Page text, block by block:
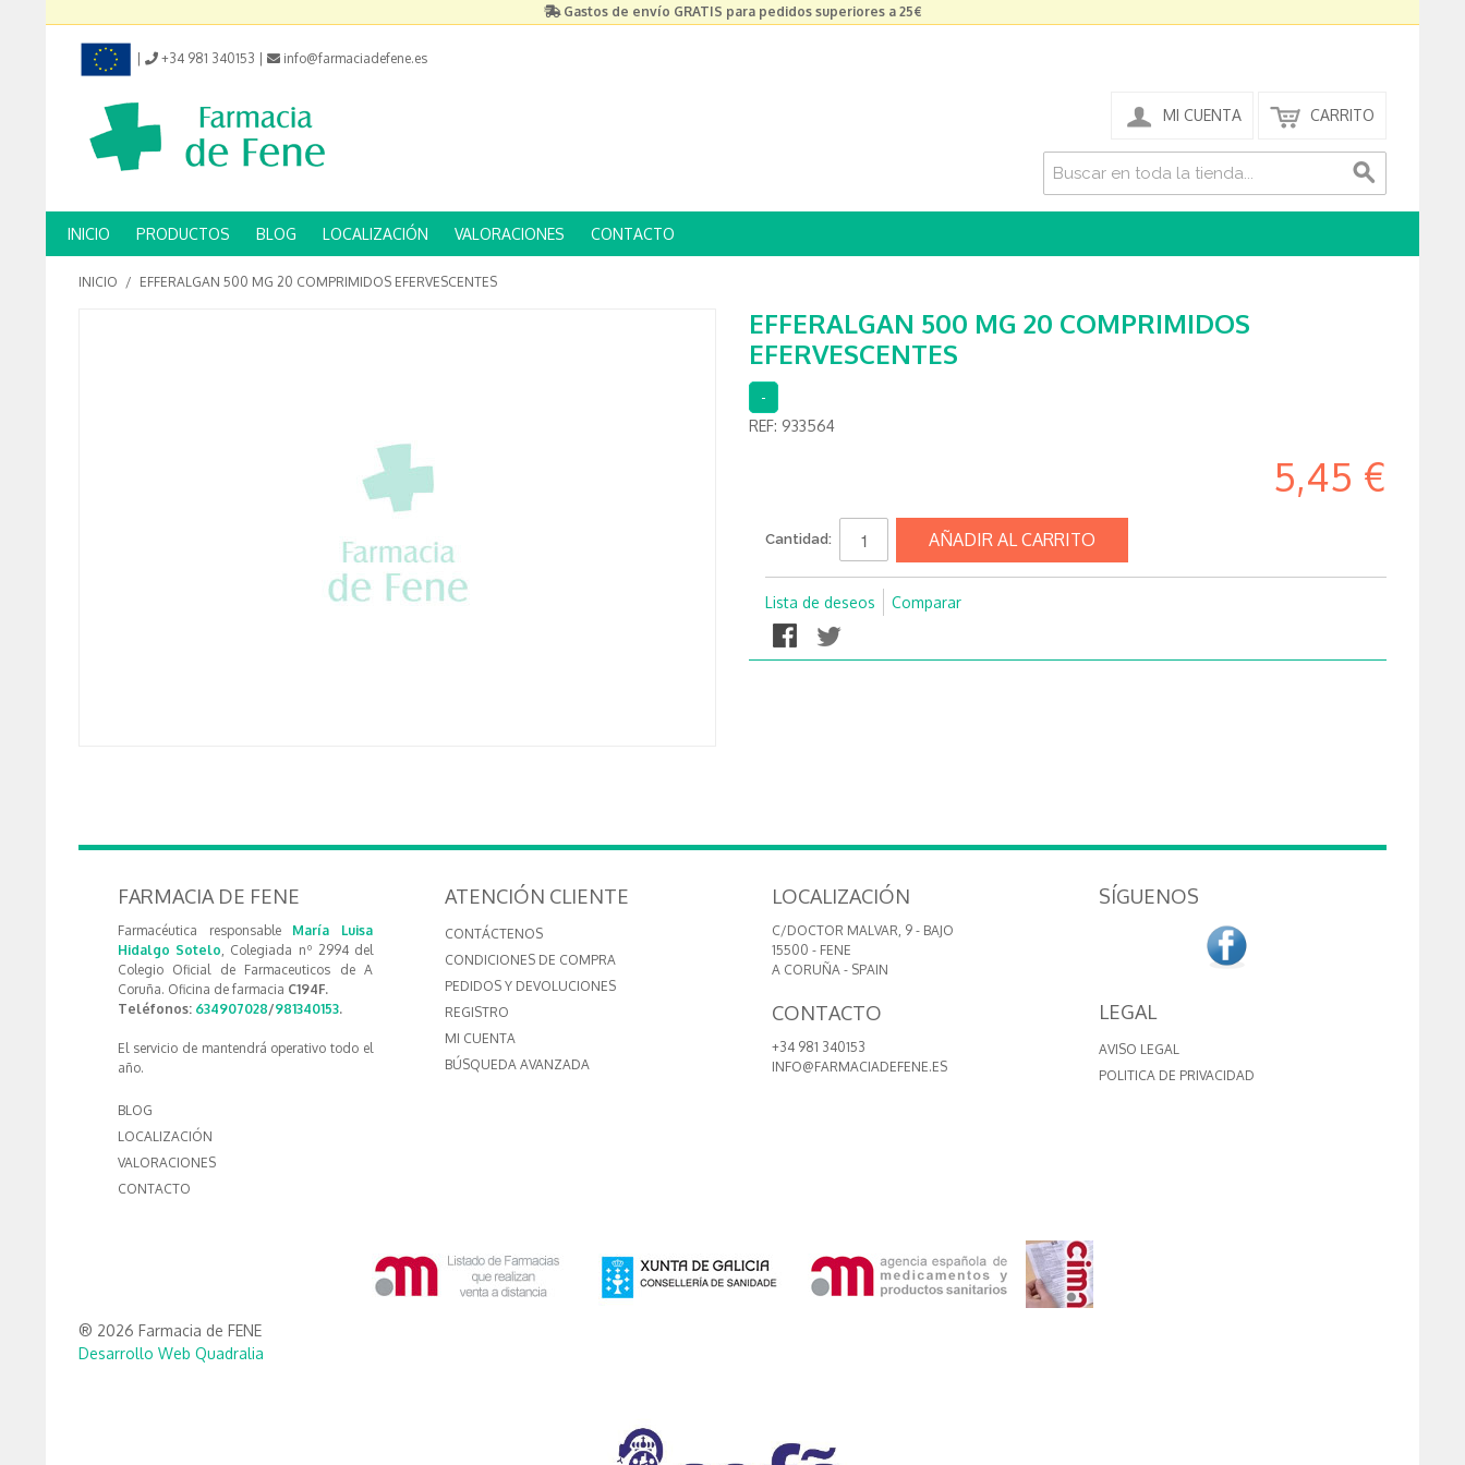
Gastos de envío GRATIS para pedidos superiores a 25€
+34 981 340153 info@farmaciadefene.es
MI CUENTA CARRITO
INICIO PRODUCTOS BLOG LOCALIZACIÓN VALORACIONES CONTACTO
INICIO / EFFERALGAN 500 MG 20 COMPRIMIDOS EFERVESCENTES
EFFERALGAN 500 MG 20 COMPRIMIDOS
EFERVESCENTES
-
REF: 933564
5,45 €
Cantidad: AÑADIR AL CARRITO
Lista de deseos Comparar
FARMACIA DE FENE
Farmacéutica responsable María Luisa
Hidalgo Sotelo, Colegiada nº 2994 del
Colegio Oficial de Farmaceuticos de A
Coruña. Oficina de farmacia C194F.
Teléfonos: 634907028/981340153.
El servicio de mantendrá operativo todo el
año.
BLOG
LOCALIZACIÓN
VALORACIONES
CONTACTO
ATENCIÓN CLIENTE
CONTÁCTENOS
CONDICIONES DE COMPRA
PEDIDOS Y DEVOLUCIONES
REGISTRO
MI CUENTA
BÚSQUEDA AVANZADA
LOCALIZACIÓN
C/DOCTOR MALVAR, 9 - BAJO
15500 - FENE
A CORUÑA - SPAIN
CONTACTO
+34 981 340153
INFO@FARMACIADEFENE.ES
SÍGUENOS
LEGAL
AVISO LEGAL
POLITICA DE PRIVACIDAD
® 2026 Farmacia de FENE
Desarrollo Web Quadralia